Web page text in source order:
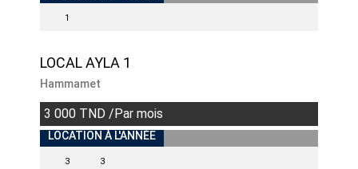
1
LOCAL AYLA 1
Hammamet
3 000 TND /Par mois
INDISPONIBLE
LOCATION À L'ANNÉE
3 3